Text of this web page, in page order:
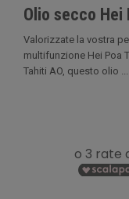
Olio secco Hei
Valorizzate la vostra
multifunzione Hei Poa
Tahiti AO, questo olio ...